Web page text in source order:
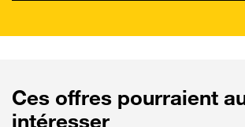
Ces offres pourraient
intéresser